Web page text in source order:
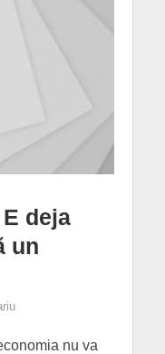
deja
un
nu va